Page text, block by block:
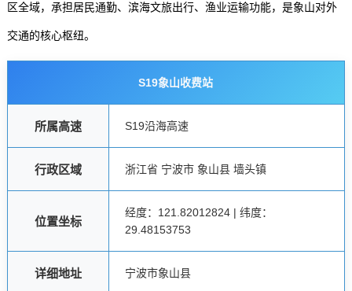
区全域，承担居民通勤、滨海文旅出行、渔业运输功能，是象山对外
交通的核心枢纽。
S19象山收费站
所属高速 S19沿海高速
行政区域 浙江省 宁波市 象山县 墙头镇
位置坐标
经度：121.82012824 | 纬度：
29.48153753
详细地址 宁波市象山县